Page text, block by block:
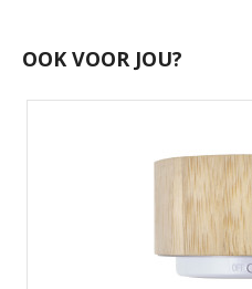
OOK VOOR JOU?